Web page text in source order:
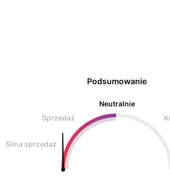
Podsumowanie
Neutralnie
Sprzedaż
Silna sprzedaż